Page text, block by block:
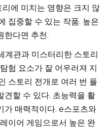
에 미치는 영향은 크지 않
집중할 수 있는 작품. 높은
한다면 추천.
계관과 미스터리한 스토리
험 요소가 잘 어우러져 지
스토리 전개로 여러 번 플
견할 수 있다. 초능력을 활
가 매력적이다. e스포츠와
이어 게임으로서 높은 완